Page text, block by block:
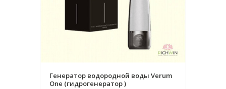
Генератор водородной воды Verum
One (гидрогенератор )